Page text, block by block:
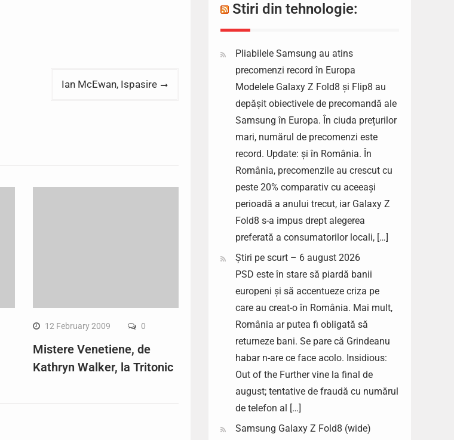
Ian McEwan, Ispasire
12 February 2009 0
Mistere Venetiene, de
Kathryn Walker, la Tritonic
Stiri din tehnologie:
Pliabilele Samsung au atins
precomenzi record în Europa
Modelele Galaxy Z Fold8 și Flip8 au
depășit obiectivele de precomandă ale
Samsung în Europa. În ciuda prețurilor
mari, numărul de precomenzi este
record. Update: și în România. În
România, precomenzile au crescut cu
peste 20% comparativ cu aceeași
perioadă a anului trecut, iar Galaxy Z
Fold8 s-a impus drept alegerea
preferată a consumatorilor locali, […]
Știri pe scurt – 6 august 2026
PSD este în stare să piardă banii
europeni și să accentueze criza pe
care au creat-o în România. Mai mult,
România ar putea fi obligată să
returneze bani. Se pare că Grindeanu
habar n-are ce face acolo. Insidious:
Out of the Further vine la final de
august; tentative de fraudă cu numărul
de telefon al […]
Samsung Galaxy Z Fold8 (wide)